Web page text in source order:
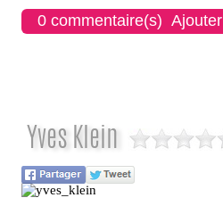
0 commentaire(s) Ajouter
Yves Klein